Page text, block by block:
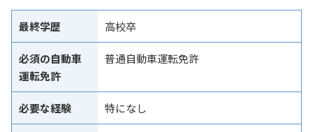
最終学歴 高校卒
必須の自動車
運転免許
普通自動車運転免許
必要な経験 特になし